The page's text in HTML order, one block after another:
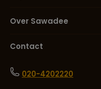
Over Sawadee
Contact
020-4202220